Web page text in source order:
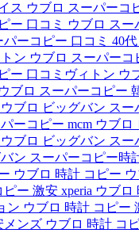
ス ウブロ スーパーコ
ー 口コミ
ウブロ スー
パーコピー 口コミ 40代
ン ウブロ スーパー
ー 口コミヴィトン ウ
ウブロ スーパーコピー
ウブロ ビッグバン スー
ーコピー mcm ウブロ
ウブロ ビッグバン ス
ン スーパーコピー時
ウブロ 時計 コピー
ー 激安 xperia ウブロ
ン ウブロ 時計 コピー
メンズ ウブロ 時計 コ